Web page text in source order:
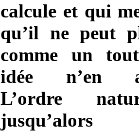
calcule et qui
qu’il ne peut
comme un
idée n’en
L’ordre
jusqu’alors